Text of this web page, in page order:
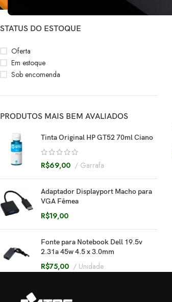
STATUS DO ESTOQUE
Oferta
Em estoque
Sob encomenda
PRODUTOS MAIS BEM AVALIADOS
Tinta Original HP GT52 70ml Ciano
R$69,00 Garrafa
Adaptador Displayport Macho para
VGA Fêmea
R$19,00
Fonte para Notebook Dell 19.5v
2.31a 45w 4.5 x 3.0mm
R$75,00 Unidade